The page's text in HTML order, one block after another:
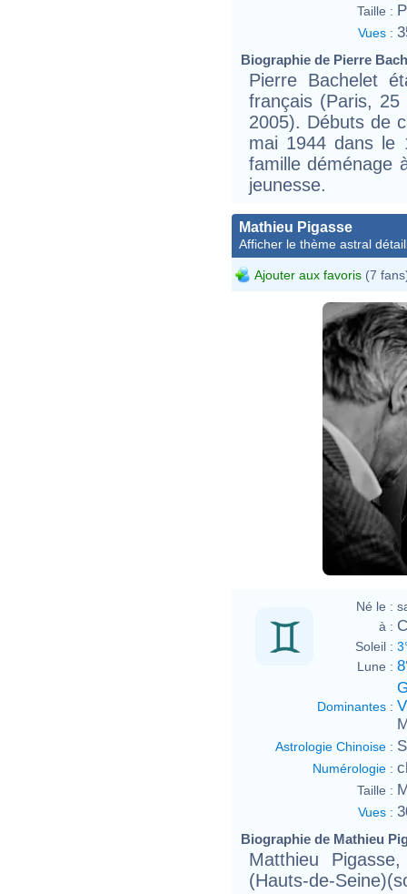
Taille :
Vues :
Biographie de Pierre
Pierre Bachelet
français (Paris,
2005). Débuts de
mai 1944 dans le
famille déménage
jeunesse.
Mathieu Pigasse
Afficher le thème astral
Ajouter aux favoris (7
Né le :
à :
Soleil :
Lune :
Dominantes :
Astrologie Chinoise :
Numérologie :
Taille :
Vues :
Biographie de Mathieu
Matthieu
(Hauts-de-